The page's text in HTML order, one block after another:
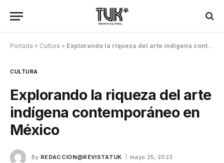
Portada » Cultura » Explorando la riqueza del arte indígena contemporáneo en México
CULTURA
Explorando la riqueza del arte
indígena contemporáneo en
México
By REDACCION@REVISTATUK
mayo 25, 2023